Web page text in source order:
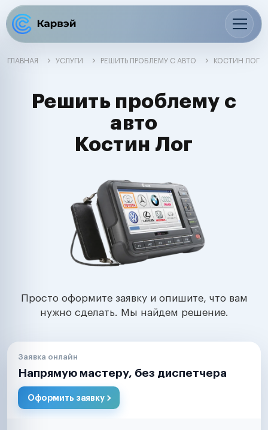
ГЛАВНАЯ УСЛУГИ РЕШИТЬ ПРОБЛЕМУ С АВТО КОСТИН ЛОГ
Решить проблему с
авто
Костин Лог
Просто оформите заявку и опишите, что вам
нужно сделать. Мы найдем решение.
Заявка онлайн
Напрямую мастеру, без диспетчера
Оформить заявку